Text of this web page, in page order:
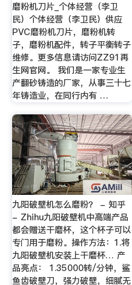
磨粉机刀片_个体经营（李卫
民）个体经营（李卫民）供应
PVC磨粉机刀片，磨粉机转
子，磨粉机配件，转子平衡转子
维修。更多信息请访问ZZ91再
生网官网。 我们是一家专业生
产翻砂铸造的厂家，从事三十七
年铸造业，在同行内有 …
九阳破壁机怎么磨粉？ - 知乎
- Zhihu九阳破壁机中高端产品
都会赠送干磨杯，这个杯子可以
专门用于磨粉。操作方法：1.将
九阳破壁机安装上干磨杯… 产
品亮点： 1.35000转/分钟，鲨
鱼齿破壁刀，强力破壁，细腻无